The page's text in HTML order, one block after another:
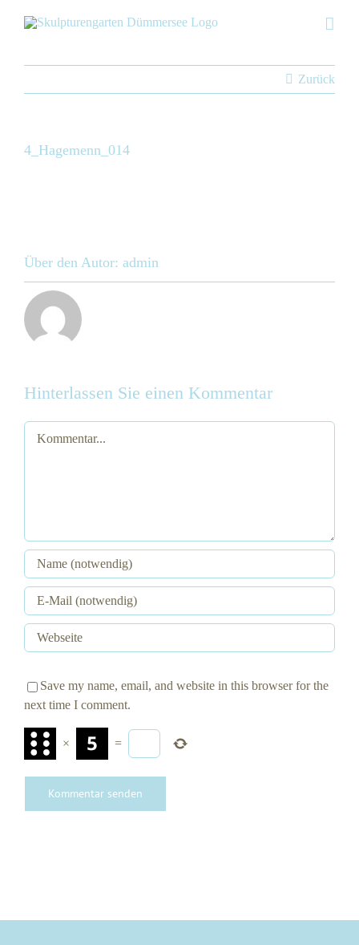
Zurück
4_Hagemenn_014
Über den Autor: admin
Hinterlassen Sie einen Kommentar
Save my name, email, and website in this browser for the
next time I comment.
× =